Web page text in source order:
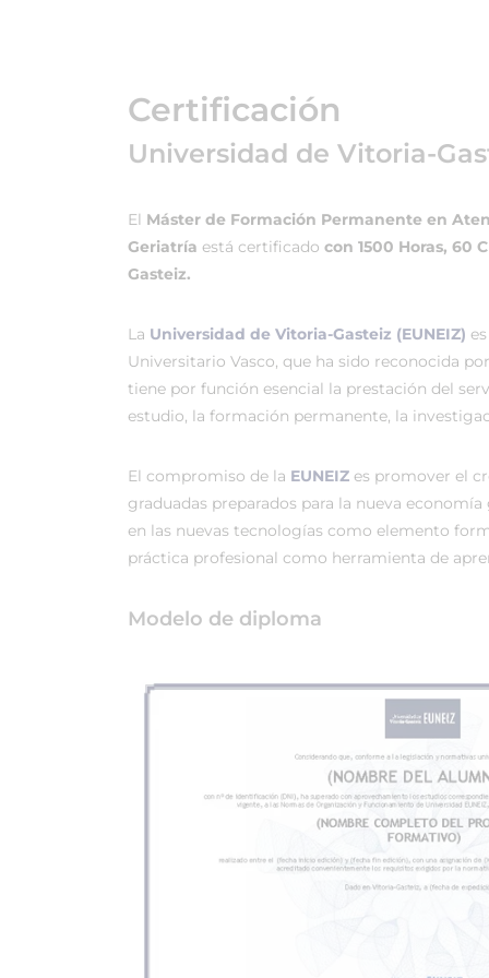
Certificación
Universidad de Vitoria-
El Máster de Formación Permanente en
Geriatría está certificado con 1500 Horas, 60
Gasteiz.
La Universidad de Vitoria-Gasteiz (EUNEIZ)
Universitario Vasco, que ha sido reconocida
tiene por función esencial la prestación del
estudio, la formación permanente, la
El compromiso de la EUNEIZ es promover el
graduadas preparados para la nueva
en las nuevas tecnologías como elemento
práctica profesional como herramienta de
Modelo de diploma